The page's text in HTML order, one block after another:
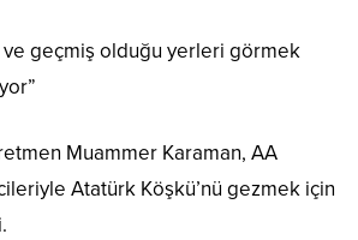
ve geçmiş olduğu yerleri görmek
Muammer Karaman, AA
Atatürk Köşkü’nü gezmek için